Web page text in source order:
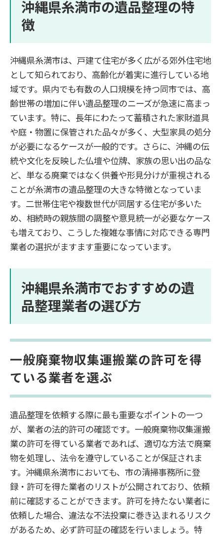
沖縄県糸満市の遺品整理の特
徴
沖縄県糸満市は、戸建て住宅が多く広がる郊外住宅地
として知られており、高齢化が着実に進行している地
域です。県内でも有数の人口規模を持つ同市では、高
齢世帯の増加に伴い遺品整理のニーズが急速に高まっ
ています。特に、長年にわたって蓄積された家財道具
や庭・物置に保管された品々が多く、大型家具の処分
が必要になるケースが一般的です。さらに、沖縄の伝
統や文化を反映した仏壇や位牌、家族の思い出の品な
ど、単なる廃棄ではなく供養や形見分けが重視される
ことが糸満市の遺品整理の大きな特徴となっていま
す。二世帯住宅や複数世代が同居する住宅が多いた
め、相続時の親族間の調整や意見統一が必要なケース
も増えており、こうした複雑な事情に対応できる専門
業者の選択がますます重要になっています。
沖縄県糸満市でおすすめの遺
品整理業者の選び方
一般廃棄物収集運搬業の許可を得
ている業者を選ぶ
遺品整理を依頼する際に最も重要なポイントの一つ
が、業者の法的許可の確認です。一般廃棄物収集運搬
業の許可を得ている業者であれば、適切な方法で廃棄
物を処理し、法令を遵守していることが保証されま
す。沖縄県糸満市においても、市の清掃事務所に登
録・許可を得た業者のリストが公開されており、依頼
前に確認することができます。許可を持たない業者に
依頼した場合、違法な不法投棄に巻き込まれるリスク
があるため、必ず許可証の確認を行いましょう。特